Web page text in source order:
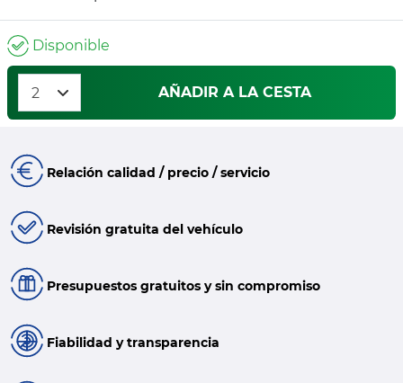
Disponible
AÑADIR A LA CESTA
Relación calidad / precio / servicio
Revisión gratuita del vehículo
Presupuestos gratuitos y sin compromiso
Fiabilidad y transparencia